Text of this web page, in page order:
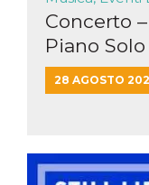
Concerto
Piano Solo
28 AGOSTO